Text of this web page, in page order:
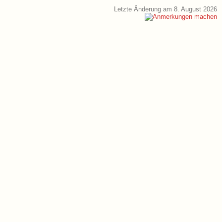
Letzte Änderung am 8. August 2026